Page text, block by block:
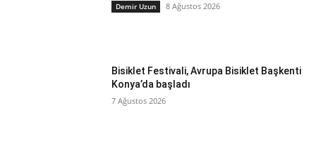
Demir Uzun 8 Ağustos 2026
Bisiklet Festivali, Avrupa Bisiklet Başkenti
Konya’da başladı
7 Ağustos 2026